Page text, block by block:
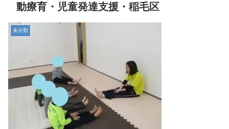
動療育・児童発達支援・稲毛区
未分類